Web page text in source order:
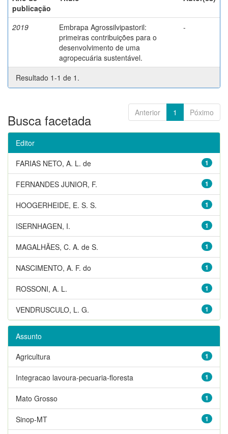
publicação
2019
Embrapa Agrossilvipastoril:
primeiras contribuições para o
desenvolvimento de uma
agropecuária sustentável.
-
Resultado 1-1 de 1.
Anterior 1 Póximo
Busca facetada
Editor
1
FARIAS NETO, A. L. de
1
FERNANDES JUNIOR, F.
1
HOOGERHEIDE, E. S. S.
1
ISERNHAGEN, I.
1
MAGALHÃES, C. A. de S.
1
NASCIMENTO, A. F. do
1
ROSSONI, A. L.
1
VENDRUSCULO, L. G.
Assunto
1
Agricultura
1
Integracao lavoura-pecuaria-floresta
1
Mato Grosso
1
Sinop-MT